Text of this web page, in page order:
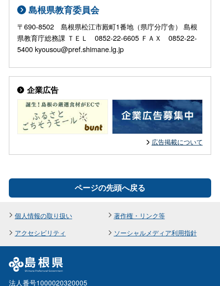
島根県教育委員会
〒690-8502 島根県松江市殿町1番地（県庁分庁舎） 島根
県教育庁総務課 ＴＥＬ 0852-22-6605 ＦＡＸ 0852-22-
5400 kyousou@pref.shimane.lg.jp
企業広告
広告掲載について
ページの先頭へ戻る
個人情報の取り扱い
著作権・リンク等
アクセシビリティ
ソーシャルメディア利用指針
法人番号1000020320005